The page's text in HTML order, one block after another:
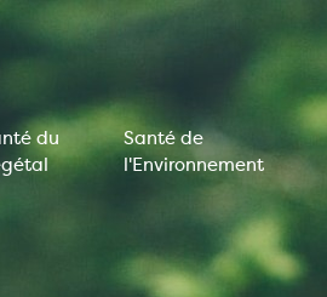
du
Santé de
l'Environnement